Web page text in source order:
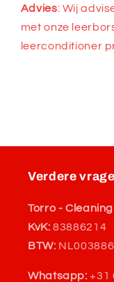
Advies: Wij
met onze
leerconditioner
Verdere
Torro -
KvK:83886214
BTW:
Whatsapp: +31